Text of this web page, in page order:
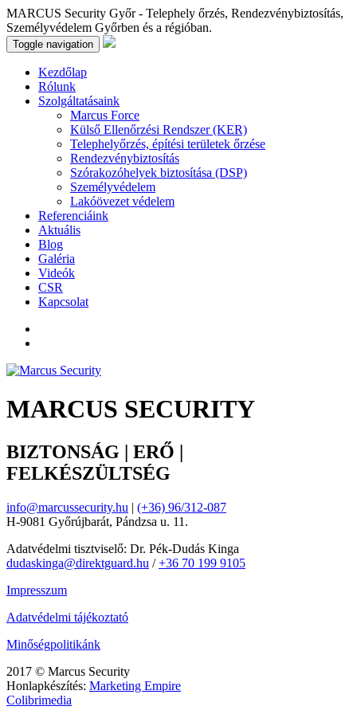
MARCUS Security Győr - Telephely őrzés, Rendezvénybiztosítás,
Személyvédelem Győrben és a régióban.
Toggle navigation
Kezdőlap
Rólunk
Szolgáltatásaink
Marcus Force
Külső Ellenőrzési Rendszer (KER)
Telephelyőrzés, építési területek őrzése
Rendezvénybiztosítás
Szórakozóhelyek biztosítása (DSP)
Személyvédelem
Lakóövezet védelem
Referenciáink
Aktuális
Blog
Galéria
Videók
CSR
Kapcsolat
MARCUS SECURITY
BIZTONSÁG | ERŐ |
FELKÉSZÜLTSÉG
info@marcussecurity.hu | (+36) 96/312-087
H-9081 Győrújbarát, Pándzsa u. 11.
Adatvédelmi tisztviselő: Dr. Pék-Dudás Kinga
dudaskinga@direktguard.hu /+36 70 199 9105
Impresszum
Adatvédelmi tájékoztató
Minőségpolitikánk
2017 © Marcus Security
Honlapkészítés: Marketing Empire
Colibrimedia